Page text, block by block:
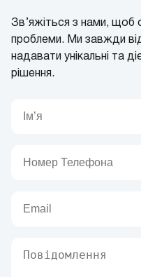
Зв’яжіться з нами, щоб
проблеми. Ми завжди
надавати унікальні та
рішення.